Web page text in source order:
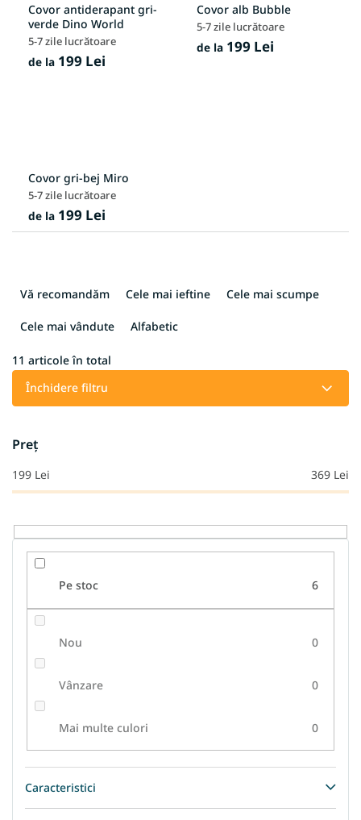
Covor antiderapant gri-
verde Dino World
5-7 zile lucrătoare
de la 199 Lei
Covor alb Bubble
5-7 zile lucrătoare
de la 199 Lei
Covor gri-bej Miro
5-7 zile lucrătoare
de la 199 Lei
e
e
t
p
r
o
u
s
Vă recomandăm Cele mai ieftine Cele mai scumpe
Cele mai vândute Alfabetic
11 articole în total
Închidere filtru
Preţ
199 Lei 369 Lei
Pe stoc 6
Nou 0
Vânzare 0
Mai multe culori 0
Caracteristici